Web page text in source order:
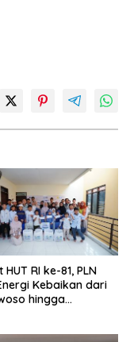
RI ke-81, PLN
Kebaikan dari
hingga